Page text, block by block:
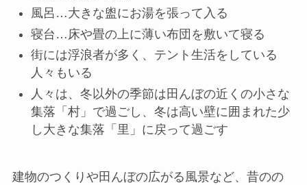
風呂…大きな盥にお湯を張って入る
寝台…床や畳の上に薄い布団を敷いて寝る
街には浮浪者が多く、テント生活をしている
人々もいる
人々は、冬以外の季節は田んぼの近くの小さな
集落「村」で過ごし、冬は高い壁に囲まれた少
し大きな集落「里」に戻って過ごす
建物のつくりや田んぼの広がる風景など、昔のの